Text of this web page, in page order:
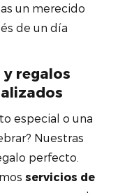
un merecido
de un día
y regalos
especial o una
Nuestras
perfecto.
servicios de